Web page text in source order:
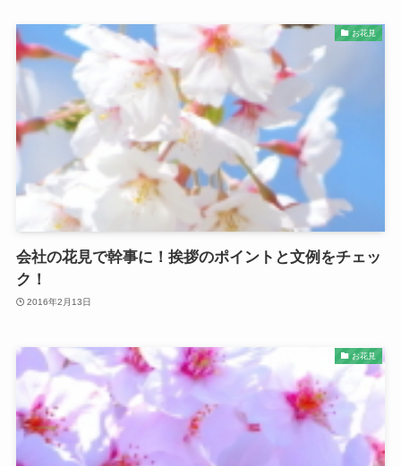
お花見
会社の花見で幹事に！挨拶のポイントと文例をチェッ
ク！
2016年2月13日
お花見